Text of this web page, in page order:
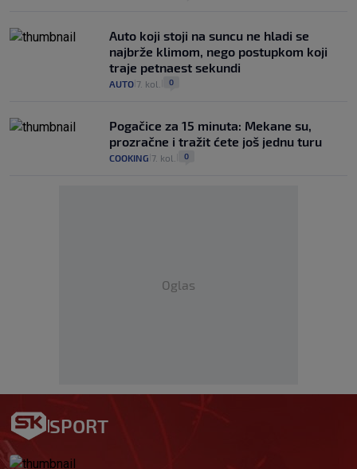
Auto koji stoji na suncu ne hladi se
najbrže klimom, nego postupkom koji
traje petnaest sekundi
AUTO 7. kol. 0
Pogačice za 15 minuta: Mekane su,
prozračne i tražit ćete još jednu turu
COOKING 7. kol. 0
Oglas
SPORT